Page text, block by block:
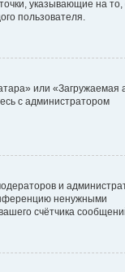
указывающие на то,
пользователя.
или «Загружаемая
с администратором
и
ненужными
счётчика